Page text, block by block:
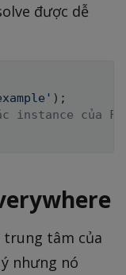
được dễ
) ;
instance của
trung tâm của
nhưng nó